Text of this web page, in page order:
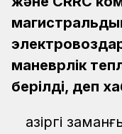
маневрлік
берілді, деп
Қазіргі